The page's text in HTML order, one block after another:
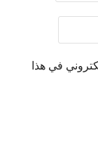
في هذا